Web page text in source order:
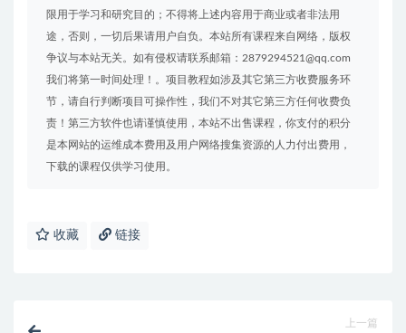
限用于学习和研究目的；不得将上述内容用于商业或者非法用
途，否则，一切后果请用户自负。本站所有课程来自网络，版权
争议与本站无关。如有侵权请联系邮箱：2879294521@qq.com
我们将第一时间处理！。项目教程如涉及其它第三方收费服务环
节，请自行判断项目可操作性，我们不对其它第三方任何收费负
责！第三方软件也请谨慎使用，本站不出售课程，你支付的积分
是本网站的运维成本费用及用户网络搜集资源的人力付出费用，
下载的课程仅供学习使用。
收藏 链接
上一篇